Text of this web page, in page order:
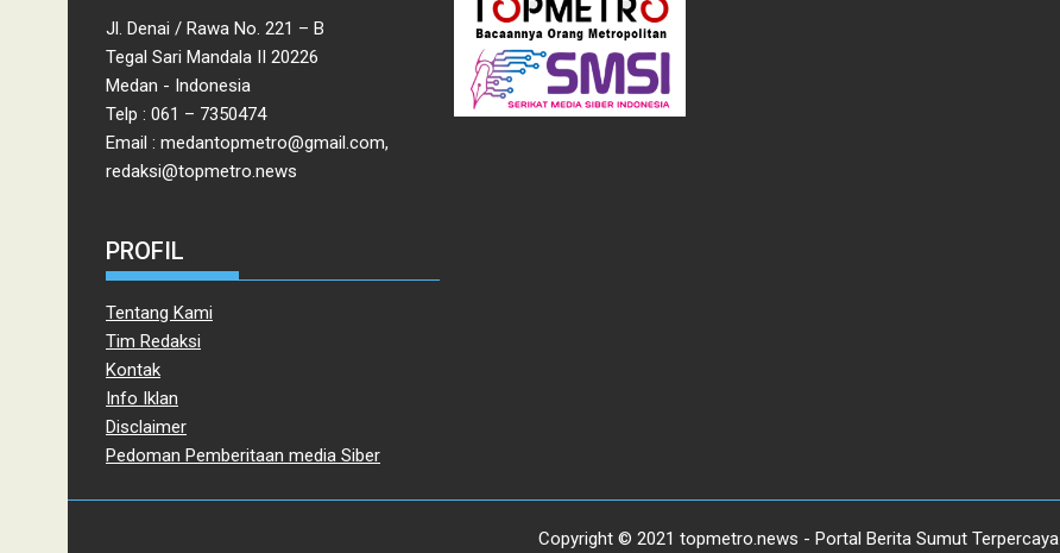
Jl. Denai / Rawa No. 221 – B
Tegal Sari Mandala II 20226
Medan - Indonesia
Telp : 061 – 7350474
Email : medantopmetro@gmail.com,
redaksi@topmetro.news
PROFIL
Tentang Kami
Tim Redaksi
Kontak
Info Iklan
Disclaimer
Pedoman Pemberitaan media Siber
Copyright © 2021 topmetro.news - Portal Berita Sumut Terpercaya